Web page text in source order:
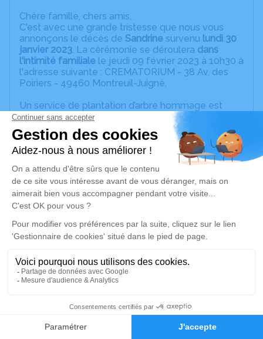
Faire-part Hommages
Chère famille, chers amis,
C'est avec une grande tristesse que nous vous
annonçons le décès de Sandrine survenu lundi 30
janvier 2023. La cérémonie se déroulera dans
l'intimité familiale le jeudi 09 février 2023 à 10h30 à
l'adresse suivante : CREMATORIUM - 38 Av. des
Poiriers - 49460 Montreuil-Juigné.
Un service de plantation d’arbre hommage est
disponible ici.
Je rends hommage
Cérémonie civile
jeudi 09 février 2023 à 10h30
38 Av. des Poiriers
49460 Montreuil-Juigné
Déroulé des obsèques